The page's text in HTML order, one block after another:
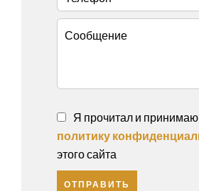
Я прочитал и принимаю
политику
этого сайта
ОТПРАВИТЬ